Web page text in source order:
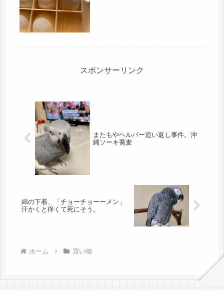
スポンサーリンク
またもやヘルパー追い返し事件。沖
縄ソーキ蕎麦
綿の下着、「チョーチョーーメン」
汗かくと痒くて死にそう。
ホーム 買い物